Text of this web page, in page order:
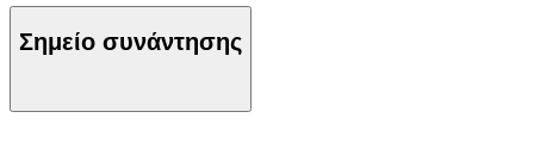
Σημείο συνάντησης